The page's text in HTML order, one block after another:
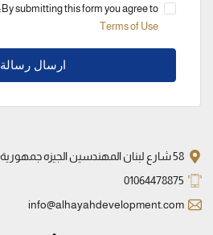
By submitting this form you agree to:
Terms of Use
ارسال رسالة
58 شارع لبنان المهندسين الجيزه جمهورية مصر العربية
01064478875
info@alhayahdevelopment.com